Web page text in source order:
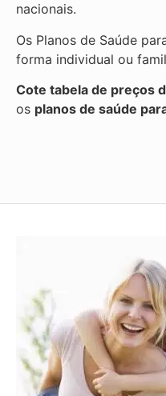
nacionais.
Os Planos de Saúde
forma individual ou
Cote tabela de preços
os planos de saúde